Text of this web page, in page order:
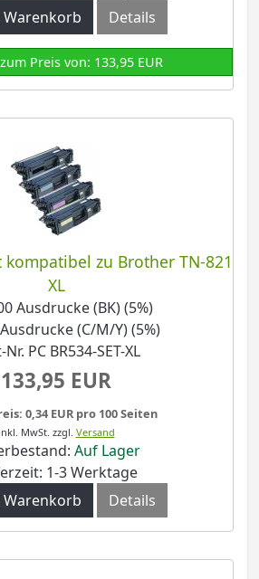
Details
Preis von: 133,95 EUR
kompatibel zu Brother TN-821
XL
Ausdrucke (BK) (5%)
(C/M/Y) (5%)
PC BR534-SET-XL
133,95 EUR
0,34 EUR pro 100 Seiten
inkl. MwSt. zzgl. Versand
Auf Lager
1-3 Werktage
Details